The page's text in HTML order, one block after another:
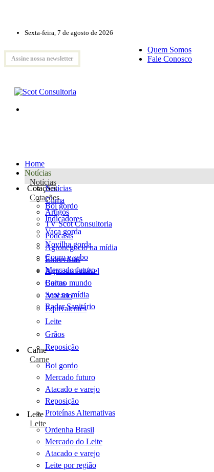
Sexta-feira, 7 de agosto de 2026
Assine nossa newsletter
Quem Somos
Fale Conosco
Home
Notícias
Notícias
Notícias
Clima
Artigos
TV Scot Consultoria
Podcasts
Agronegócio na mídia
Entrevistas
Agro sustentável
Cartas
Scot na mídia
Radar Sanitário
Cotações
Cotações
Boi gordo
Indicadores
Vaca gorda
Novilha gorda
Couro e sebo
Mercado futuro
Boi no mundo
Atacado
Equivalentes
Leite
Grãos
Reposição
Carne
Carne
Boi gordo
Mercado futuro
Atacado e varejo
Reposição
Proteínas Alternativas
Leite
Leite
Ordenha Brasil
Mercado do Leite
Atacado e varejo
Leite por região